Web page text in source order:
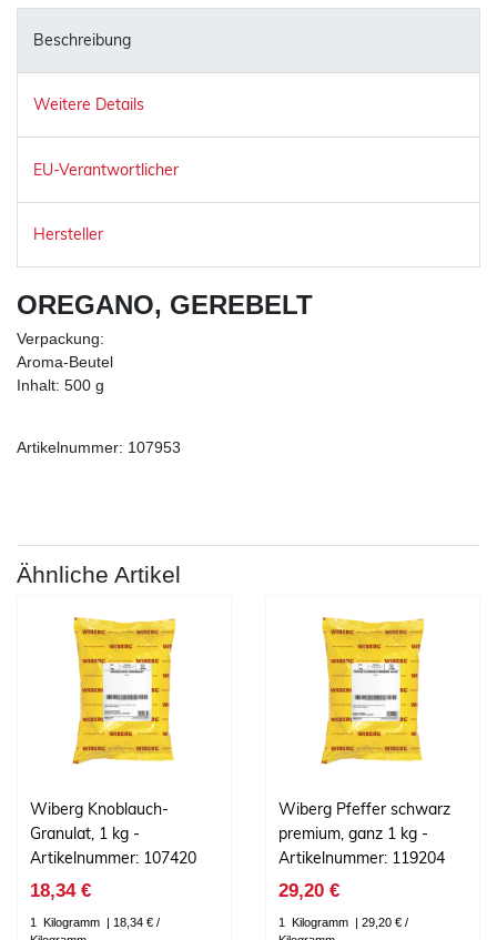
Beschreibung
Weitere Details
EU-Verantwortlicher
Hersteller
OREGANO, GEREBELT
Verpackung:
Aroma-Beutel
Inhalt: 500 g
Artikelnummer: 107953
Ähnliche Artikel
Wiberg Knoblauch-
Granulat, 1 kg -
Artikelnummer: 107420
18,34 €
1 Kilogramm | 18,34 € /
Wiberg Pfeffer schwarz
premium, ganz 1 kg -
Artikelnummer: 119204
29,20 €
1 Kilogramm | 29,20 € /